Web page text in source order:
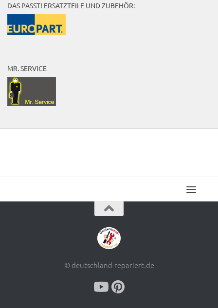
DAS PASST! ERSATZTEILE UND ZUBEHÖR:
MR. SERVICE
© deutschland-repariert.de